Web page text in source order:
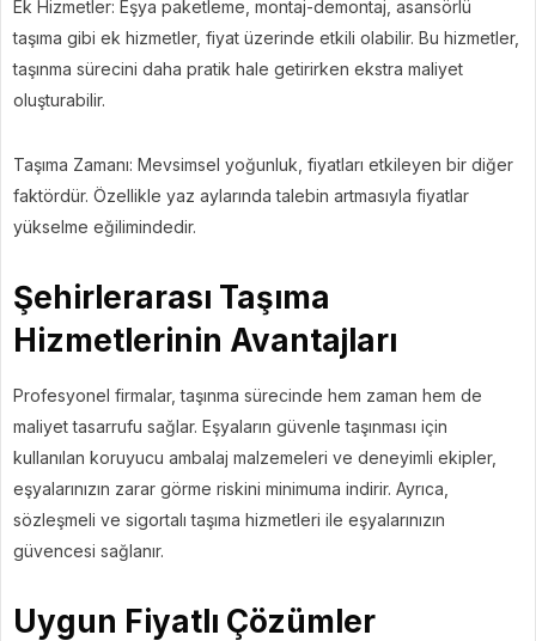
Ek Hizmetler: Eşya paketleme, montaj-demontaj, asansörlü
taşıma gibi ek hizmetler, fiyat üzerinde etkili olabilir. Bu hizmetler,
taşınma sürecini daha pratik hale getirirken ekstra maliyet
oluşturabilir.
Taşıma Zamanı: Mevsimsel yoğunluk, fiyatları etkileyen bir diğer
faktördür. Özellikle yaz aylarında talebin artmasıyla fiyatlar
yükselme eğilimindedir.
Şehirlerarası Taşıma
Hizmetlerinin Avantajları
Profesyonel firmalar, taşınma sürecinde hem zaman hem de
maliyet tasarrufu sağlar. Eşyaların güvenle taşınması için
kullanılan koruyucu ambalaj malzemeleri ve deneyimli ekipler,
eşyalarınızın zarar görme riskini minimuma indirir. Ayrıca,
sözleşmeli ve sigortalı taşıma hizmetleri ile eşyalarınızın
güvencesi sağlanır.
Uygun Fiyatlı Çözümler